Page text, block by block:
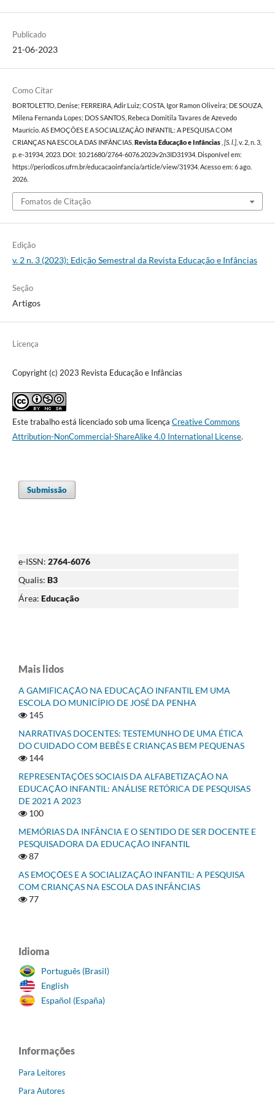
Publicado
21-06-2023
Como Citar
BORTOLETTO, Denise; FERREIRA, Adir Luiz; COSTA, Igor Ramon Oliveira; DE SOUZA,
Milena Fernanda Lopes; DOS SANTOS, Rebeca Domitila Tavares de Azevedo
Maurício. AS EMOÇÕES E A SOCIALIZAÇÃO INFANTIL: A PESQUISA COM
CRIANÇAS NA ESCOLA DAS INFÂNCIAS. Revista Educação e Infâncias [S. l.], v. 2, n. 3,
p. e-31934, 2023. DOI: 10.21680/2764-6076.2023v2n3ID31934. Disponível em:
https://periodicos.ufrn.br/educacaoinfancia/article/view/31934. Acesso em: 6 ago.
2026.
Fomatos de Citação
Edição
v. 2 n. 3 (2023): Edição Semestral da Revista Educação e Infâncias
Seção
Artigos
Licença
Copyright (c) 2023 Revista Educação e Infâncias
Este trabalho está licenciado sob uma licença Creative Commons
Attribution-NonCommercial-ShareAlike 4.0 International License.
Submissão
e-ISSN: 2764-6076
Qualis: B3
Área: Educação
Mais lidos
A GAMIFICAÇÃO NA EDUCAÇÃO INFANTIL EM UMA
ESCOLA DO MUNICÍPIO DE JOSÉ DA PENHA
145
NARRATIVAS DOCENTES: TESTEMUNHO DE UMA ÉTICA
DO CUIDADO COM BEBÊS E CRIANÇAS BEM PEQUENAS
144
REPRESENTAÇÕES SOCIAIS DA ALFABETIZAÇÃO NA
EDUCAÇÃO INFANTIL: ANÁLISE RETÓRICA DE PESQUISAS
DE 2021 A 2023
100
MEMÓRIAS DA INFÂNCIA E O SENTIDO DE SER DOCENTE E
PESQUISADORA DA EDUCAÇÃO INFANTIL
87
AS EMOÇÕES E A SOCIALIZAÇÃO INFANTIL: A PESQUISA
COM CRIANÇAS NA ESCOLA DAS INFÂNCIAS
77
Idioma
Português (Brasil)
English
Español (España)
Informações
Para Leitores
Para Autores